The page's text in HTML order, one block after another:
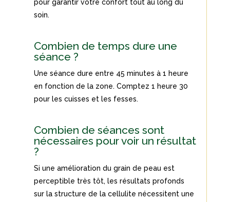
pour garantir votre confort tout au long du
soin.
Combien de temps dure une
séance ?
Une séance dure entre 45 minutes à 1 heure
en fonction de la zone. Comptez 1 heure 30
pour les cuisses et les fesses.
Combien de séances sont
nécessaires pour voir un résultat
?
Si une amélioration du grain de peau est
perceptible très tôt, les résultats profonds
sur la structure de la cellulite nécessitent une